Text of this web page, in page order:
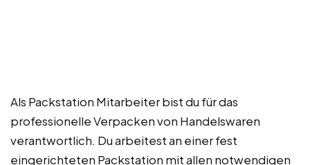
Als Packstation Mitarbeiter bist du für das
professionelle Verpacken von Handelswaren
verantwortlich. Du arbeitest an einer fest
eingerichteten Packstation mit allen notwendigen